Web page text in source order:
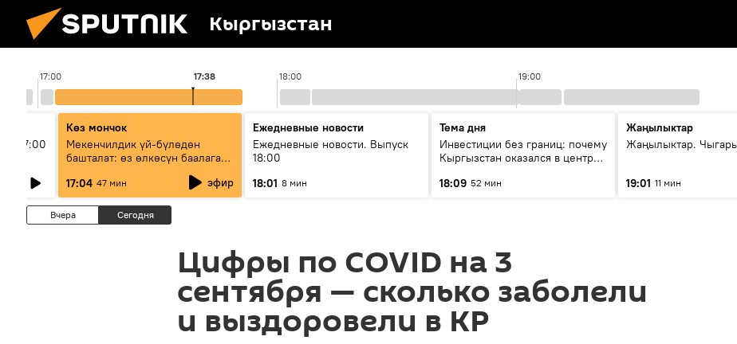
Кыргызстан
17:00 18:00 19:00
17:38
17:00
Көз мончок
Мекенчилдик үй-бүлөдөн
башталат: өз өлкөсүн баалаган
муунду кантип тарбиялоо
керек?
17:04 47 мин эфир
Ежедневные новости
Ежедневные новости. Выпуск
18:00
18:01 8 мин
Тема дня
Инвестиции без границ: почему
Кыргызстан оказался в центре
18:09 52 мин
Жаңылыктар
Жаңылыктар.
19:01 11 мин
Вчера Сегодня
Цифры по COVID на 3
сентября — сколько заболели
и выздоровели в КР